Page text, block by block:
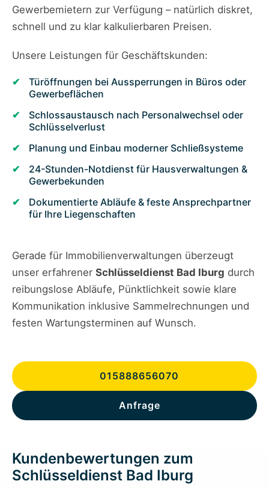
Gewerbemietern zur Verfügung – natürlich diskret,
schnell und zu klar kalkulierbaren Preisen.
Unsere Leistungen für Geschäftskunden:
Türöffnungen bei Aussperrungen in Büros oder
Gewerbeflächen
Schlossaustausch nach Personalwechsel oder
Schlüsselverlust
Planung und Einbau moderner Schließsysteme
24-Stunden-Notdienst für Hausverwaltungen &
Gewerbekunden
Dokumentierte Abläufe & feste Ansprechpartner
für Ihre Liegenschaften
Gerade für Immobilienverwaltungen überzeugt
unser erfahrener Schlüsseldienst Bad Iburg durch
reibungslose Abläufe, Pünktlichkeit sowie klare
Kommunikation inklusive Sammelrechnungen und
festen Wartungsterminen auf Wunsch.
015888656070
Anfrage
Kundenbewertungen zum
Schlüsseldienst Bad Iburg